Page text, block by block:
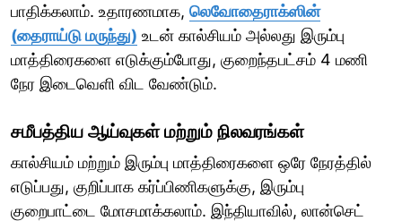
பாதிக்கலாம். உதாரணமாக, லெவோதைராக்ஸின்
(தைராய்டு மருந்து) உடன் கால்சியம் அல்லது இரும்பு
மாத்திரைகளை எடுக்கும்போது, குறைந்தபட்சம் 4 மணி
நேர இடைவெளி விட வேண்டும்.
சமீபத்திய ஆய்வுகள் மற்றும் நிலவரங்கள்
கால்சியம் மற்றும் இரும்பு மாத்திரைகளை ஒரே நேரத்தில்
எடுப்பது, குறிப்பாக கர்ப்பிணிகளுக்கு, இரும்பு
குறைபாட்டை மோசமாக்கலாம். இந்தியாவில், லான்செட்